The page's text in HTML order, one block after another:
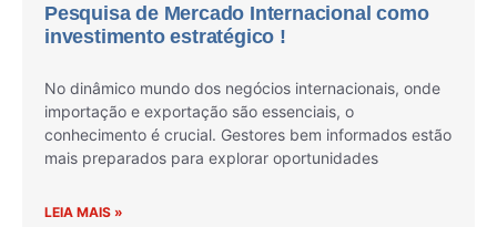
Pesquisa de Mercado Internacional como
investimento estratégico !
No dinâmico mundo dos negócios internacionais, onde
importação e exportação são essenciais, o
conhecimento é crucial. Gestores bem informados estão
mais preparados para explorar oportunidades
LEIA MAIS »